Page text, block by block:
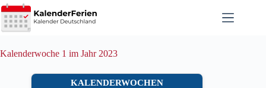
Zum
Inhalt
springen
Kalenderwoche 1 im Jahr 2023
KALENDERWOCHEN